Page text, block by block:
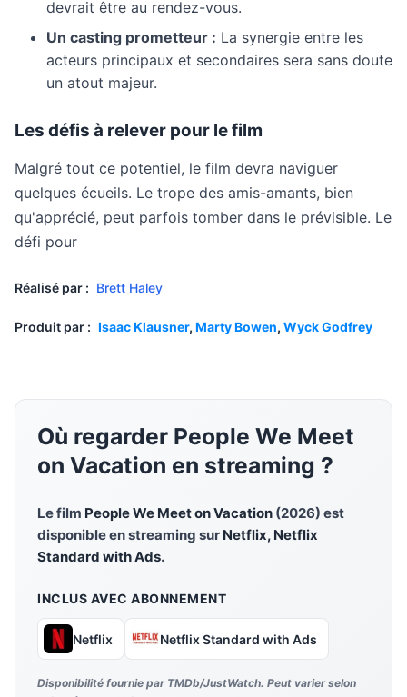
devrait être au rendez-vous.
Un casting prometteur : La synergie entre les
acteurs principaux et secondaires sera sans doute
un atout majeur.
Les défis à relever pour le film
Malgré tout ce potentiel, le film devra naviguer
quelques écueils. Le trope des amis-amants, bien
qu'apprécié, peut parfois tomber dans le prévisible. Le
défi pour
Réalisé par : Brett Haley
Produit par : Isaac Klausner, Marty Bowen, Wyck Godfrey
Où regarder People We Meet
on Vacation en streaming ?
Le film People We Meet on Vacation (2026) est
disponible en streaming sur Netflix, Netflix
Standard with Ads.
INCLUS AVEC ABONNEMENT
Netflix Netflix Standard with Ads
Disponibilité fournie par TMDb/JustWatch. Peut varier selon